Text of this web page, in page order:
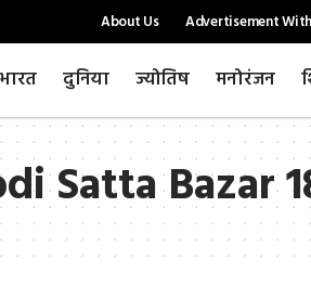
About Us Advertisement
भारत दुनिया ज्योतिष मनोरंजन
Satta Bazar